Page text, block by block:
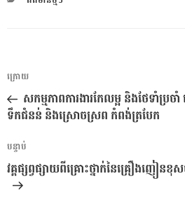
ការ​
នាំទិស​
ប្រកាស
អត្ថបទ
មុន
ក្រោយ
សកម្មភាពការងារកែលម្អ និងថែទាំប្រចាំ
ទឹកជំនន់ និងស្រោចស្រព កំពង់ត្របែក
អត្ថបទ
បន្ទាប់
បន្ទាប់
វគ្គ​ផ្សព្វផ្សាយ​ពី​គ្រោះ​ថ្នាក់​នៃ​គ្រឿង​ញៀន​ខុ